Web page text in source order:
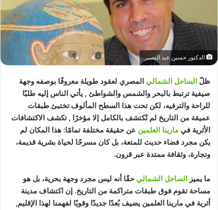
الدكتور حسين عبد البصير
ظلّ الساحل الشمالي المصري لعقود طويلة معروفًا بوصفه وجهة
صيفية ترتبط بالبحر والشمس والشواطئ , يأتي الناس إليه طلبًا
للراحة والترفيه، لكن تحت هذا السطح المألوف تختبئ طبقات
عميقة من التاريخ لم تُكتشف بالكامل إلا مؤخرًا , تكشف الاكتشافات
الأثرية في مارينا العلمين عن حقيقة مختلفة تمامًا: هذا المكان لم
يكن مجرد فضاء حديث للمتعة، بل كان مسرحًا لحياة بشرية قديمة،
وتجارة، وثقافة ممتدة عبر قرون.
ما يميز الساحل الشمالي حقًا أنه ليس مجرد وجهة بحرية، بل هو
مساحة تقوم فوق طبقات متراكمة من التاريخ. إن اكتشاف مدينة
أثرية في مارينا العلمين يضيف بُعدًا جديدًا وقويًا لفهمنا لهذا الإقليم,